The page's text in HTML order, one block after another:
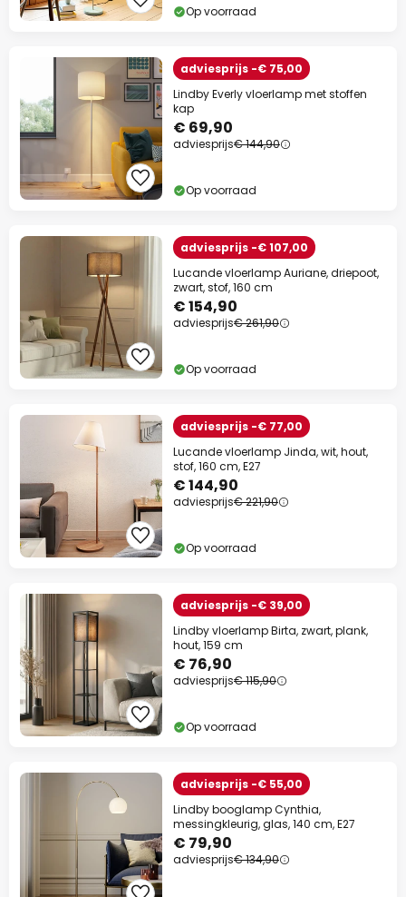
Op voorraad
adviesprijs -€ 75,00
Lindby Everly vloerlamp met stoffen
kap
€ 69,90
adviesprijs€ 144,90
Op voorraad
adviesprijs -€ 107,00
Lucande vloerlamp Auriane, driepoot,
zwart, stof, 160 cm
€ 154,90
adviesprijs€ 261,90
Op voorraad
adviesprijs -€ 77,00
Lucande vloerlamp Jinda, wit, hout,
stof, 160 cm, E27
€ 144,90
adviesprijs€ 221,90
Op voorraad
adviesprijs -€ 39,00
Lindby vloerlamp Birta, zwart, plank,
hout, 159 cm
€ 76,90
adviesprijs€ 115,90
Op voorraad
adviesprijs -€ 55,00
Lindby booglamp Cynthia,
messingkleurig, glas, 140 cm, E27
€ 79,90
adviesprijs€ 134,90